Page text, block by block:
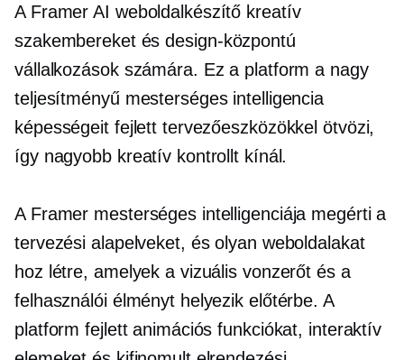
A Framer AI weboldalkészítő kreatív
szakembereket ésdesign-központú
vállalkozások számára. Ez a platform a nagy
teljesítményű mesterséges intelligencia
képességeit fejlett tervezőeszközökkel ötvözi,
így nagyobb kreatív kontrollt kínál.
A Framer mesterséges intelligenciája megérti a
tervezési alapelveket, és olyan weboldalakat
hoz létre, amelyek a vizuális vonzerőt és a
felhasználói élményt helyezik előtérbe. A
platform fejlett animációs funkciókat, interaktív